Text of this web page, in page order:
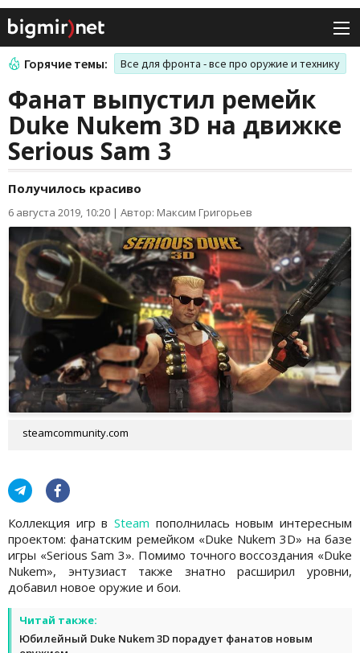
Горячие темы: Все для фронта - все про оружие и технику
Фанат выпустил ремейк
Duke Nukem 3D на движке
Serious Sam 3
Получилось красиво
6 августа 2019, 10:20 | Автор: Максим Григорьев
steamcommunity.com
Коллекция игр в Steam пополнилась новым интересным
проектом: фанатским ремейком «Duke Nukem 3D» на базе
игры «Serious Sam 3». Помимо точного воссоздания «Duke
Nukem», энтузиаст также знатно расширил уровни,
добавил новое оружие и бои.
Читай также:
Юбилейный Duke Nukem 3D порадует фанатов новым